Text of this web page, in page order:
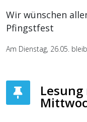
Wir wünschen
Pfingstfest
Am Dienstag, 26.05.